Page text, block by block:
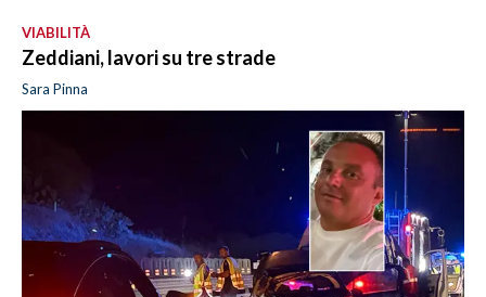
VIABILITÀ
Zeddiani, lavori su tre strade
Sara Pinna